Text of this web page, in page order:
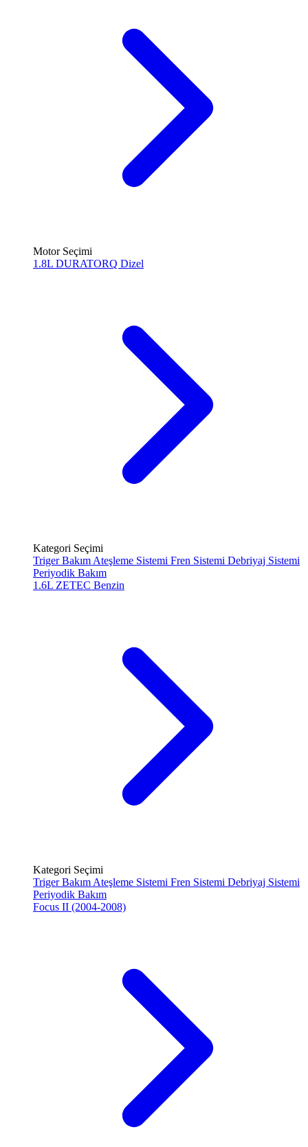
Motor Seçimi
1.8L DURATORQ Dizel
Kategori Seçimi
Triger Bakım Ateşleme Sistemi Fren Sistemi Debriyaj Sistemi
Periyodik Bakım
1.6L ZETEC Benzin
Kategori Seçimi
Triger Bakım Ateşleme Sistemi Fren Sistemi Debriyaj Sistemi
Periyodik Bakım
Focus II (2004-2008)